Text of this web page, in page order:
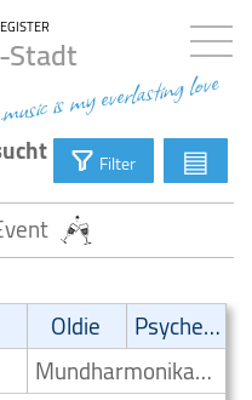
...music is my everlasting love
Filter ▤
Oldie
Psychedelic
Mundharmonikaspieler